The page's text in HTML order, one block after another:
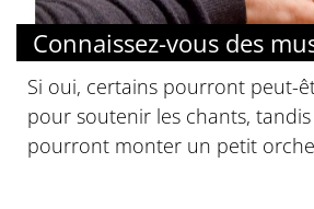
Connaissez-vous des
Si oui, certains pourront peut-
pour soutenir les chants, tandis
pourront monter un petit